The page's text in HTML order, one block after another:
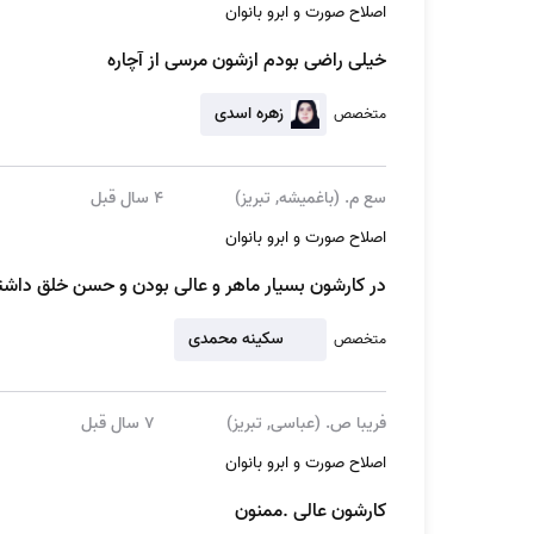
اصلاح صورت و ابرو بانوان
خیلی راضی بودم ازشون مرسی از آچاره
متخصص زهره اسدی
سع م. (باغمیشه, تبریز)
4 سال قبل
اصلاح صورت و ابرو بانوان
در کارشون بسیار ماهر و عالی بودن و حسن خلق
متخصص سکینه محمدی
فریبا ص. (عباسی, تبریز)
7 سال قبل
اصلاح صورت و ابرو بانوان
کارشون عالی .ممنون